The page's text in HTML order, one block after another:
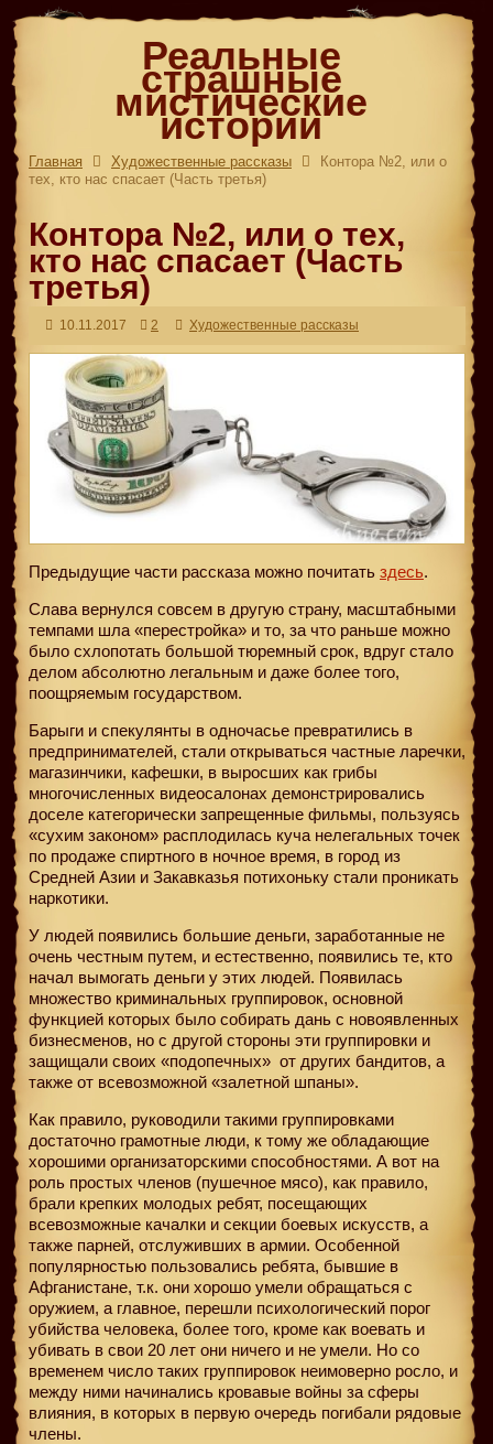
Реальные
страшные
мистические
истории
Главная Художественные рассказы
Контора №2, или о
тех, кто нас спасает (Часть третья)
Контора №2, или о тех,
кто нас спасает (Часть
третья)
10.11.2017 2 Художественные рассказы
Предыдущие части рассказа можно почитать здесь.
Слава вернулся совсем в другую страну, масштабными
темпами шла «перестройка» и то, за что раньше можно
было схлопотать большой тюремный срок, вдруг стало
делом абсолютно легальным и даже более того,
поощряемым государством.
Барыги и спекулянты в одночасье превратились в
предпринимателей, стали открываться частные ларечки,
магазинчики, кафешки, в выросших как грибы
многочисленных видеосалонах демонстрировались
доселе категорически запрещенные фильмы, пользуясь
«сухим законом» расплодилась куча нелегальных точек
по продаже спиртного в ночное время, в город из
Средней Азии и Закавказья потихоньку стали проникать
наркотики.
У людей появились большие деньги, заработанные не
очень честным путем, и естественно, появились те, кто
начал вымогать деньги у этих людей. Появилась
множество криминальных группировок, основной
функцией которых было собирать дань с новоявленных
бизнесменов, но с другой стороны эти группировки и
защищали своих «подопечных» от других бандитов, а
также от всевозможной «залетной шпаны».
Как правило, руководили такими группировками
достаточно грамотные люди, к тому же обладающие
хорошими организаторскими способностями. А вот на
роль простых членов (пушечное мясо), как правило,
брали крепких молодых ребят, посещающих
всевозможные качалки и секции боевых искусств, а
также парней, отслуживших в армии. Особенной
популярностью пользовались ребята, бывшие в
Афганистане, т.к. они хорошо умели обращаться с
оружием, а главное, перешли психологический порог
убийства человека, более того, кроме как воевать и
убивать в свои 20 лет они ничего и не умели. Но со
временем число таких группировок неимоверно росло, и
между ними начинались кровавые войны за сферы
влияния, в которых в первую очередь погибали рядовые
члены.